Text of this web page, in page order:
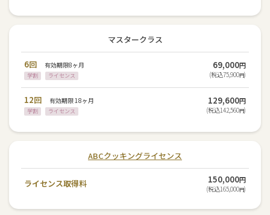
マスタークラス
6回 有効期限8ヶ月
学割 ライセンス
69,000円
(税込75,900円)
12回 有効期限 18ヶ月
学割 ライセンス
129,600円
(税込142,560円)
ABCクッキングライセンス
ライセンス取得料 150,000円
(税込165,000円)